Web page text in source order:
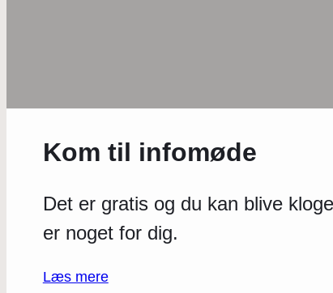
Kom til infomøde
Det er gratis og du kan blive
er noget for dig.
Læs mere